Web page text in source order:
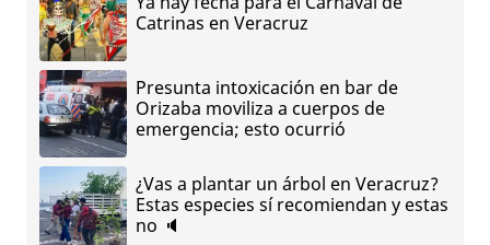
Catrinas en Veracruz
Presunta intoxicación en bar de
Orizaba moviliza a cuerpos de
emergencia; esto ocurrió
¿Vas a plantar un árbol en Veracruz?
Estas especies sí recomiendan y estas
no 🔈